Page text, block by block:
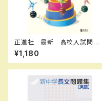
正進社 最新 高校入試問題
集 理科 2027年春受験用
新品完全セット ISBN： ISBN
-10： SKU：004000590
¥1,180